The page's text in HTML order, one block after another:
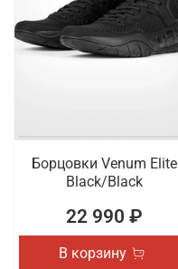
Борцовки Venum Elite
Black/Black
22 990 ₽
В корзину